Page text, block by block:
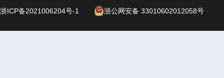
浙ICP备2021006204号-1 浙公网安备 33010602012058号